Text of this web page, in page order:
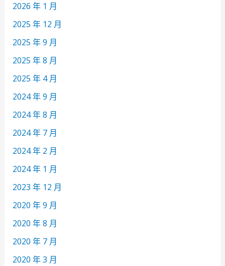
2026 年 1 月
2025 年 12 月
2025 年 9 月
2025 年 8 月
2025 年 4 月
2024 年 9 月
2024 年 8 月
2024 年 7 月
2024 年 2 月
2024 年 1 月
2023 年 12 月
2020 年 9 月
2020 年 8 月
2020 年 7 月
2020 年 3 月